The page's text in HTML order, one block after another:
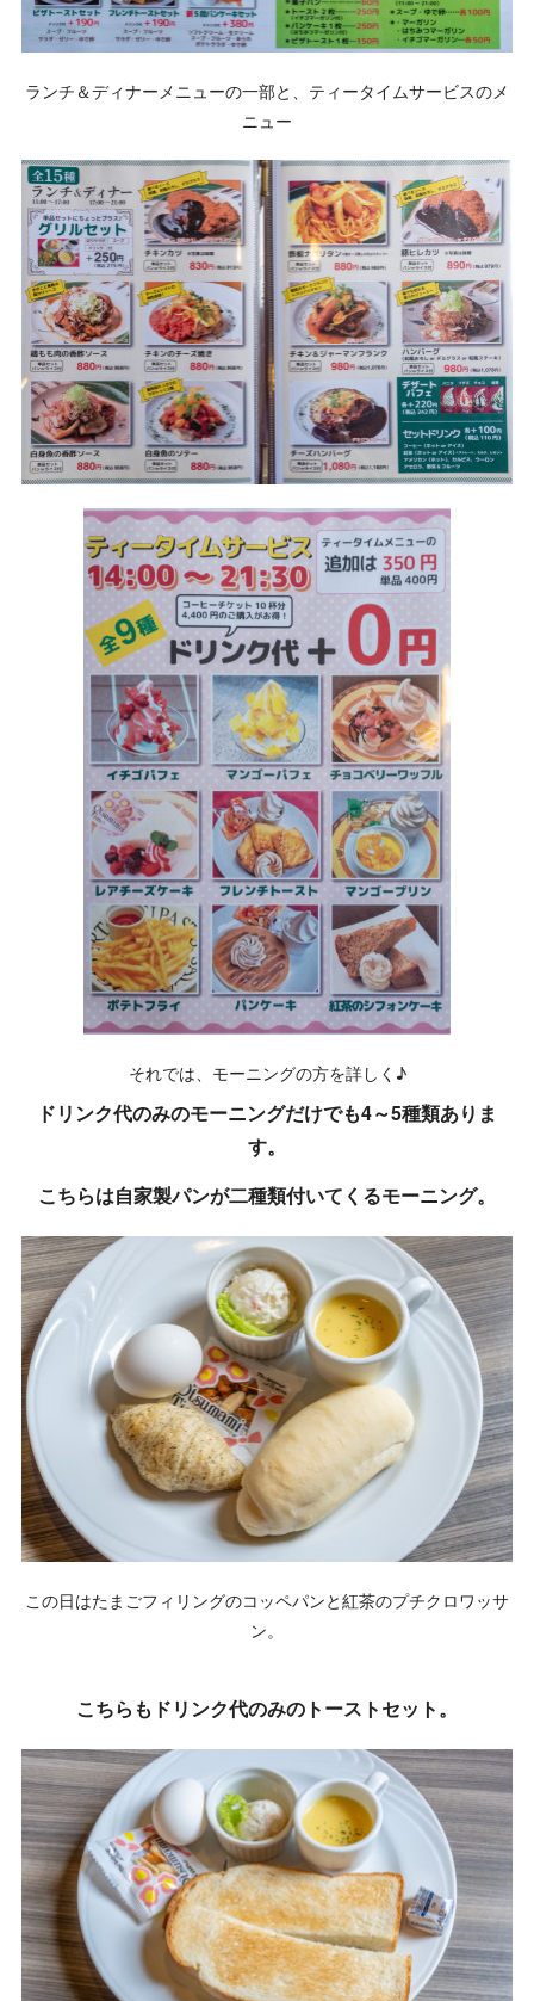
ランチ＆ディナーメニューの一部と、ティータイムサービスのメ
ニュー
それでは、モーニングの方を詳しく♪
ドリンク代のみのモーニングだけでも4～5種類ありま
す。
こちらは自家製パンが二種類付いてくるモーニング。
この日はたまごフィリングのコッペパンと紅茶のプチクロワッサ
ン。
こちらもドリンク代のみのトーストセット。